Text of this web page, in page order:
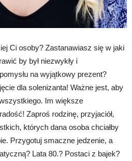
Ci osoby? Zastanawiasz się w jaki
by był niezwykły i
na wyjątkowy prezent?
dla solenizanta! Ważne jest, aby
Im większe
Zaproś rodzinę, przyjaciół,
których dana osoba chciałby
Przygotuj smaczne jedzenie, a
Lata 80.? Postaci z bajek?